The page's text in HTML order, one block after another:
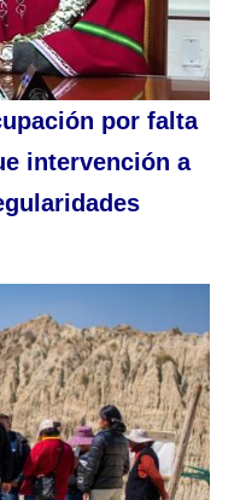
por falta
intervención a